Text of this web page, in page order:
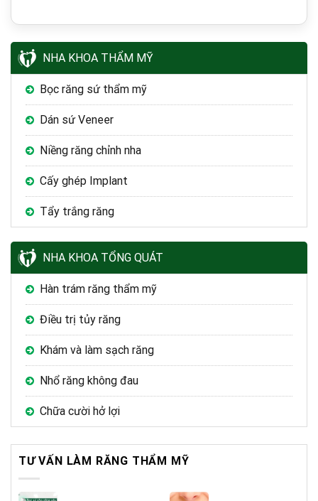
NHA KHOA THẨM MỸ
Bọc răng sứ thẩm mỹ
Dán sứ Veneer
Niềng răng chỉnh nha
Cấy ghép Implant
Tẩy trắng răng
NHA KHOA TỔNG QUÁT
Hàn trám răng thẩm mỹ
Điều trị tủy răng
Khám và làm sạch răng
Nhổ răng không đau
Chữa cười hở lợi
TƯ VẤN LÀM RĂNG THẨM MỸ